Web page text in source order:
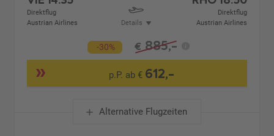
Direktflug
Austrian Airlines
Details
Direktflug
Austrian Airlines
-30% € 885,-
p.P. ab € 612,-
Alternative Flugzeiten